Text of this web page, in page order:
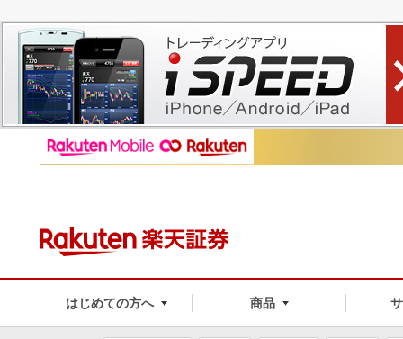
はじめての方へ 商品